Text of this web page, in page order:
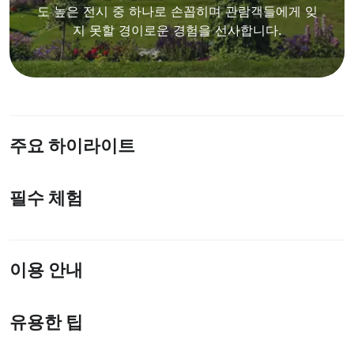
도 높은 전시 중 하나로 손꼽히며 관람객들에게 잊
지 못할 경이로운 경험을 선사합니다.
주요 하이라이트
필수 체험
이용 안내
유용한 팁